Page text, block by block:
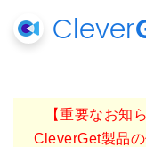
Clever
【重要なお知
CleverGet製品